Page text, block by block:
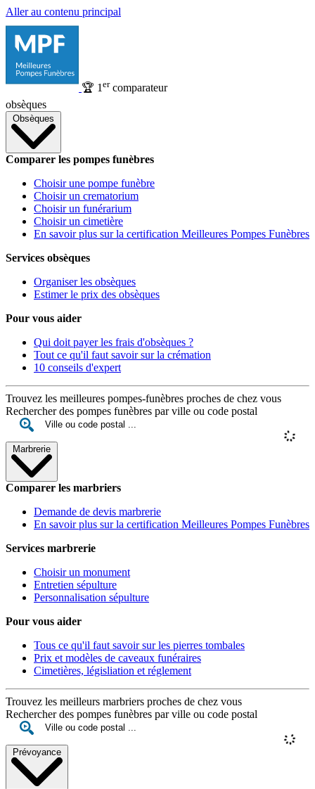
Aller au contenu principal
🏆 1 ercomparateur
obsèques
Obsèques
Comparer les pompes funèbres
Choisir une pompe funèbre
Choisir un crematorium
Choisir un funérarium
Choisir un cimetière
En savoir plus sur la certification Meilleures Pompes Funèbres
Services obsèques
Organiser les obsèques
Estimer le prix des obsèques
Pour vous aider
Qui doit payer les frais d'obsèques ?
Tout ce qu'il faut savoir sur la crémation
10 conseils d'expert
Trouvez les meilleures pompes-funèbres proches de chez vous
Rechercher des pompes funèbres par ville ou code postal
Marbrerie
Comparer les marbriers
Demande de devis marbrerie
En savoir plus sur la certification Meilleures Pompes Funèbres
Services marbrerie
Choisir un monument
Entretien sépulture
Personnalisation sépulture
Pour vous aider
Tous ce qu'il faut savoir sur les pierres tombales
Prix et modèles de caveaux funéraires
Cimetières, législiation et réglement
Trouvez les meilleurs marbriers proches de chez vous
Rechercher des pompes funèbres par ville ou code postal
Prévoyance